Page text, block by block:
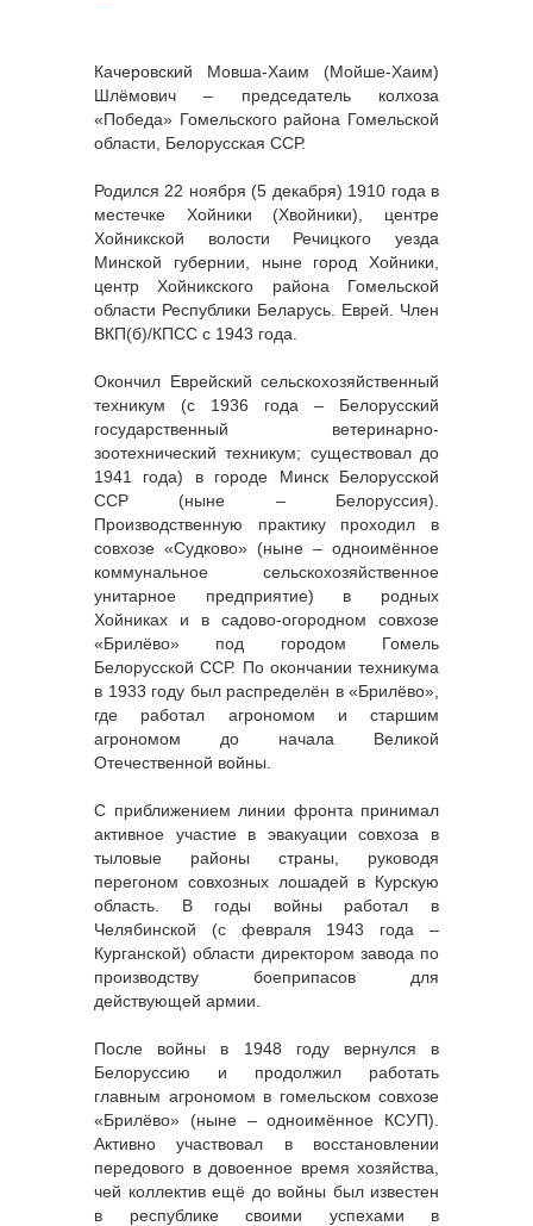
Качеровский Мовша-Хаим (Мойше-Хаим)
Шлёмович – председатель колхоза
«Победа» Гомельского района Гомельской
области, Белорусская ССР.
Родился 22 ноября (5 декабря) 1910 года в
местечке Хойники (Хвойники), центре
Хойникской волости Речицкого уезда
Минской губернии, ныне город Хойники,
центр Хойникского района Гомельской
области Республики Беларусь. Еврей. Член
ВКП(б)/КПСС с 1943 года.
Окончил Еврейский сельскохозяйственный
техникум (с 1936 года – Белорусский
государственный ветеринарно-
зоотехнический техникум; существовал до
1941 года) в городе Минск Белорусской
ССР (ныне – Белоруссия).
Производственную практику проходил в
совхозе «Судково» (ныне – одноимённое
коммунальное сельскохозяйственное
унитарное предприятие) в родных
Хойниках и в садово-огородном совхозе
«Брилёво» под городом Гомель
Белорусской ССР. По окончании техникума
в 1933 году был распределён в «Брилёво»,
где работал агрономом и старшим
агрономом до начала Великой
Отечественной войны.
С приближением линии фронта принимал
активное участие в эвакуации совхоза в
тыловые районы страны, руководя
перегоном совхозных лошадей в Курскую
область. В годы войны работал в
Челябинской (с февраля 1943 года –
Курганской) области директором завода по
производству боеприпасов для
действующей армии.
После войны в 1948 году вернулся в
Белоруссию и продолжил работать
главным агрономом в гомельском совхозе
«Брилёво» (ныне – одноимённое КСУП).
Активно участвовал в восстановлении
передового в довоенное время хозяйства,
чей коллектив ещё до войны был известен
в республике своими успехами в